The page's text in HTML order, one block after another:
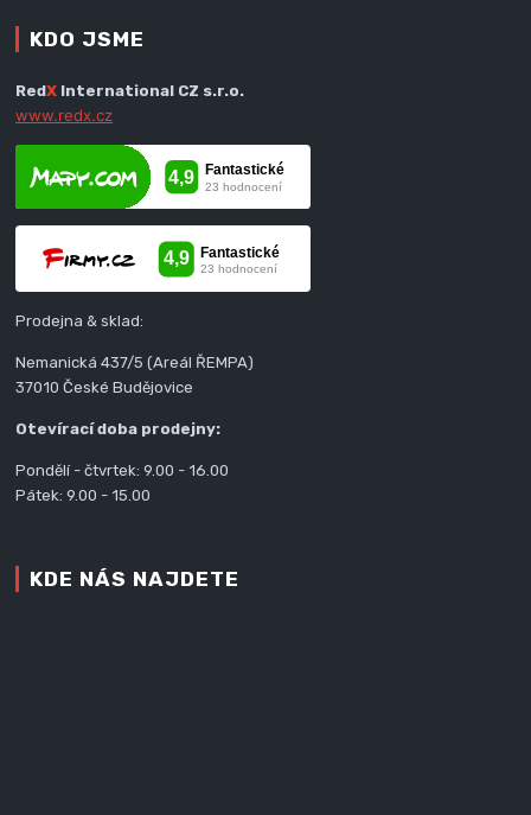
KDO JSME
RedX International CZ s.r.o.
www.redx.cz
Prodejna & sklad:
Nemanická 437/5 (Areál ŘEMPA)
37010 České Budějovice
Otevírací doba prodejny:
Pondělí - čtvrtek: 9.00 - 16.00
Pátek: 9.00 - 15.00
KDE NÁS NAJDETE